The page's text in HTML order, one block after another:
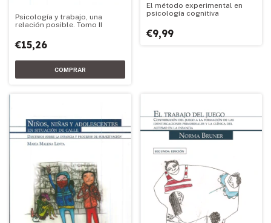
Psicología y trabajo, una
relación posible. Tomo II
€15,26
El método experimental en
psicología cognitiva
€9,99